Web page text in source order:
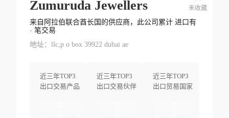
Zumuruda Jewellers
来自阿拉伯联合酋长国的供应商，此公司累计 进口有
-笔交易
地址：llc,p o box 39922 dubai ae
近三年TOP3
出口交易产品
近三年TOP3
出口交易伙伴
近三年TOP3
出口贸易国家
未收藏